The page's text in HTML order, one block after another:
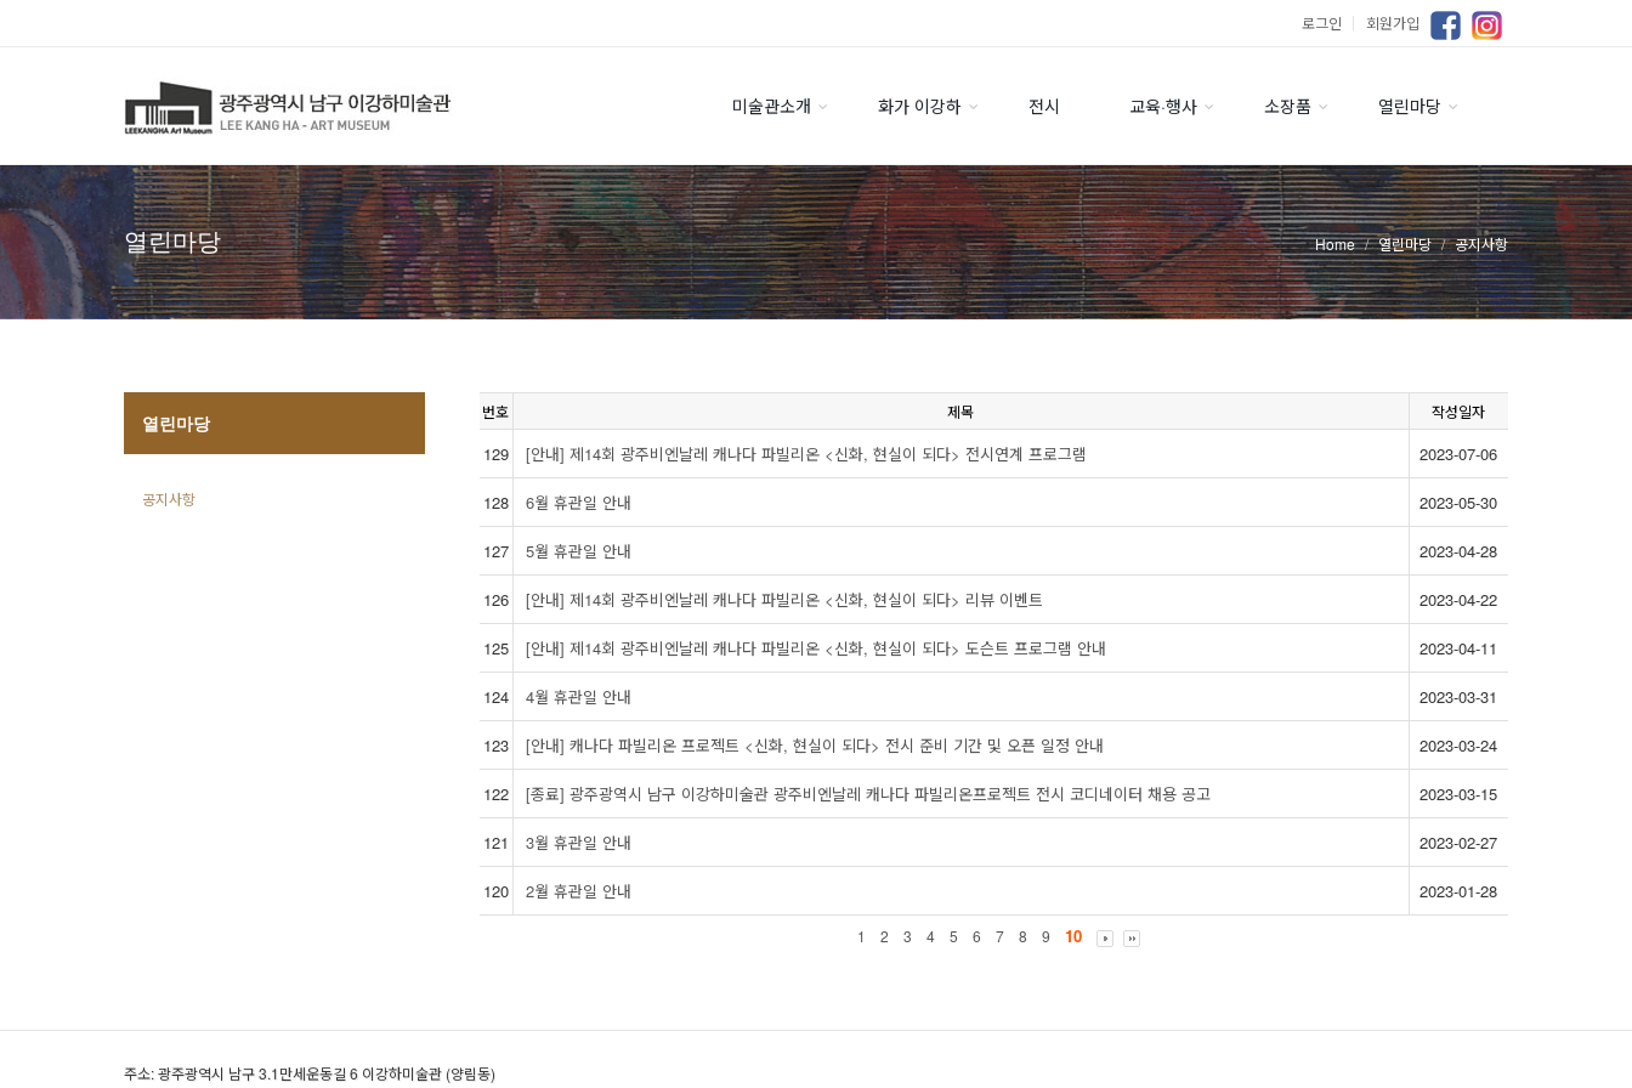
로그인 ｜ 회원가입
미술관소개 화가 이강하 전시 교육·행사 소장품 열린마당
열린마당 Home 열린마당 공지사항
번호 제목 작성일자
129 [안내] 제14회 광주비엔날레 캐나다 파빌리온 <신화, 현실이 되다> 전시연계 프로그램 2023-07-06
128 6월 휴관일 안내 2023-05-30
127 5월 휴관일 안내 2023-04-28
126 [안내] 제14회 광주비엔날레 캐나다 파빌리온 <신화, 현실이 되다> 리뷰 이벤트 2023-04-22
125 [안내] 제14회 광주비엔날레 캐나다 파빌리온 <신화, 현실이 되다> 도슨트 프로그램 안내 2023-04-11
124 4월 휴관일 안내 2023-03-31
123 [안내] 캐나다 파빌리온 프로젝트 <신화, 현실이 되다> 전시 준비 기간 및 오픈 일정 안내 2023-03-24
122 [종료] 광주광역시 남구 이강하미술관 광주비엔날레 캐나다 파빌리온프로젝트 전시 코디네이터 채용 공고 2023-03-15
121 3월 휴관일 안내 2023-02-27
120 2월 휴관일 안내 2023-01-28
1 2 3 4 5 6 7 8 9 10
열린마당
공지사항
주소: 광주광역시 남구 3.1만세운동길 6 이강하미술관 (양림동)